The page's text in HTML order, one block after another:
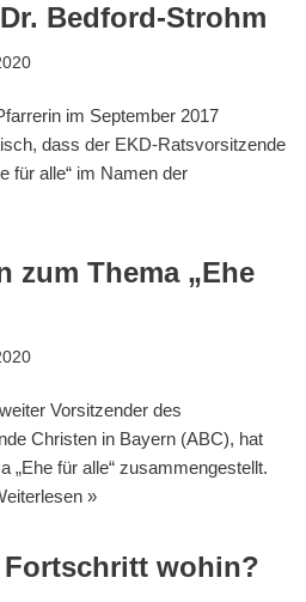
Bedford-Strohm
im September 2017
dass der EKD-Ratsvorsitzende
für alle“ im Namen der
zum Thema „Ehe
Vorsitzender des
Christen in Bayern (ABC), hat
„Ehe für alle“ zusammengestellt.
»
Fortschritt wohin?